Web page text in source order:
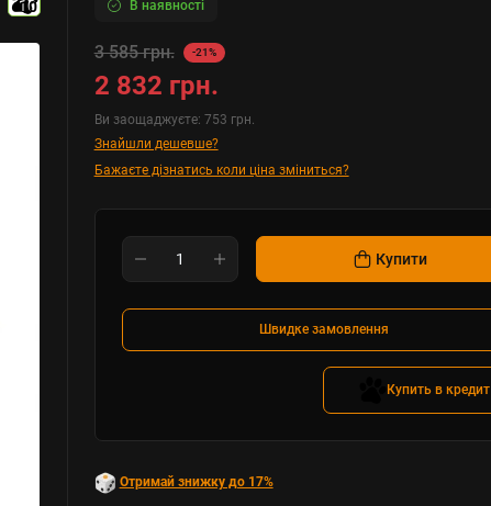
10 В наявності
3 585 грн. -21%
2 832 грн.
Ви заощаджуєте: 753 грн.
Знайшли дешевше?
Бажаєте дізнатись коли ціна зміниться?
Купити
Швидке замовлення
Купить в кредит
Отримай знижку до 17%